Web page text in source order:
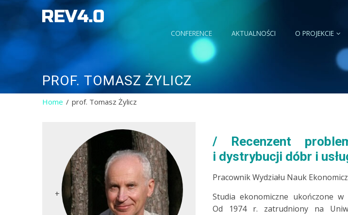
CONFERENCE AKTUALNOŚCI O PROJEKCIE
PROF. TOMASZ ŻYLICZ
Home prof. Tomasz Żylicz
+
Recenzent
i dystrybucji dóbr i
Pracownik Wydziału Nauk
Studia ekonomiczne ukończone
Od 1974 r. zatrudniony na